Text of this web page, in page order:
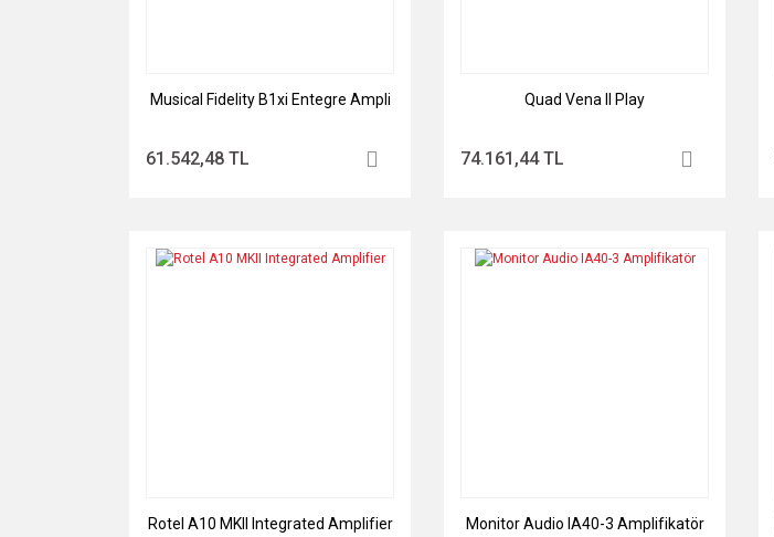
Musical Fidelity B1xi Entegre Ampli
61.542,48 TL
Quad Vena II Play
74.161,44 TL
Rotel A10 MKII Integrated Amplifier Monitor Audio IA40-3 Amplifikatör